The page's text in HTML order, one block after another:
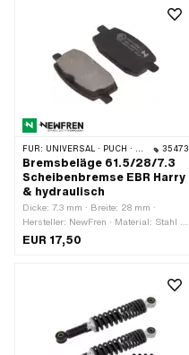
Befestigung innen: 10 mm ·
Lochabstand: 330 mm
FÜR: UNIVERSAL · PUCH · SACHS 35473
Bremsbeläge 61.5/28/7.3
Scheibenbremse EBR Harry
& hydraulisch
Dicke: 7.3 mm · Breite: 28 mm ·
Hersteller: NewFren · Material: Stahl ·
Material: Verbundwerkstoffe · Anzahl:
2 Stk. · Gesamtlänge: 61.5 mm
EUR 17,50